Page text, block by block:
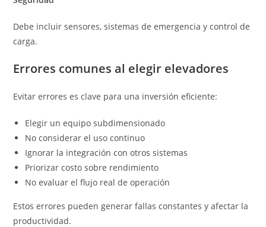
Debe incluir sensores, sistemas de emergencia y control de
carga.
Errores comunes al elegir elevadores
Evitar errores es clave para una inversión eficiente:
Elegir un equipo subdimensionado
No considerar el uso continuo
Ignorar la integración con otros sistemas
Priorizar costo sobre rendimiento
No evaluar el flujo real de operación
Estos errores pueden generar fallas constantes y afectar la
productividad.